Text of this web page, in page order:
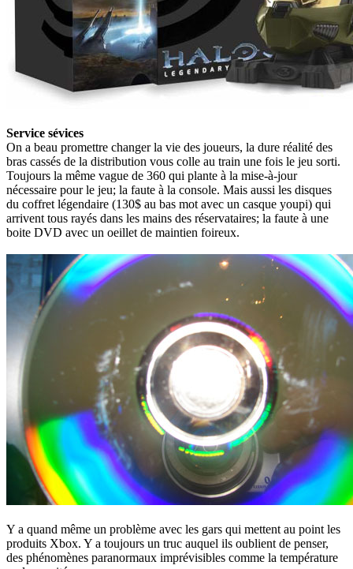
Service sévices
On a beau promettre changer la vie des joueurs, la dure réalité des
bras cassés de la distribution vous colle au train une fois le jeu sorti.
Toujours la même vague de 360 qui plante à la mise-à-jour
nécessaire pour le jeu; la faute à la console. Mais aussi les disques
du coffret légendaire (130$ au bas mot avec un casque youpi) qui
arrivent tous rayés dans les mains des réservataires; la faute à une
boite DVD avec un oeillet de maintien foireux.
Y a quand même un problème avec les gars qui mettent au point les
produits Xbox. Y a toujours un truc auquel ils oublient de penser,
des phénomènes paranormaux imprévisibles comme la température